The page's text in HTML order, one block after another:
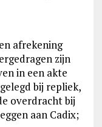
afrekening
zijn
in een akte
bij repliek,
overdracht bij
aan Cadix;